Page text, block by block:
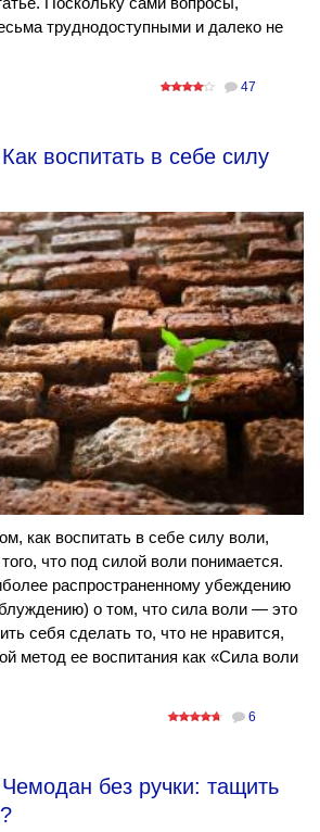
труднодоступными и далеко не
47
Как воспитать в себе силу
как воспитать в себе силу воли,
что под силой воли понимается.
распространенному убеждению
о том, что сила воли — это
себя сделать то, что не нравится,
метод ее воспитания как «Сила воли
6
Чемодан без ручки: тащить